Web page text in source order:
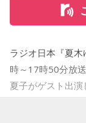
ラジオ日本『夏
時～17時50分放
夏子がゲスト出